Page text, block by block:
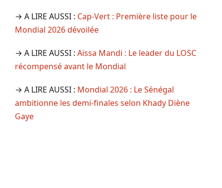
→ A LIRE AUSSI : Cap-Vert : Première liste pour le
Mondial 2026 dévoilée
→ A LIRE AUSSI : Aïssa Mandi : Le leader du LOSC
récompensé avant le Mondial
→ A LIRE AUSSI : Mondial 2026 : Le Sénégal
ambitionne les demi-finales selon Khady Diène
Gaye